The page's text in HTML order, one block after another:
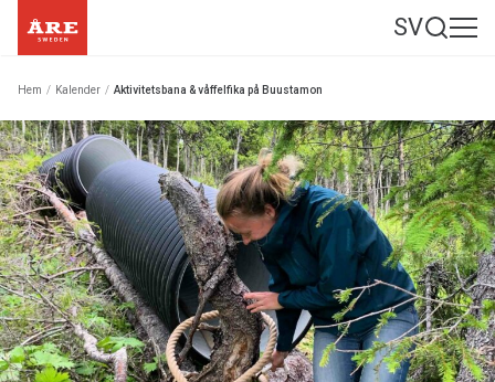
SV
Hem / Kalender / Aktivitetsbana & våffelfika på Buustamon